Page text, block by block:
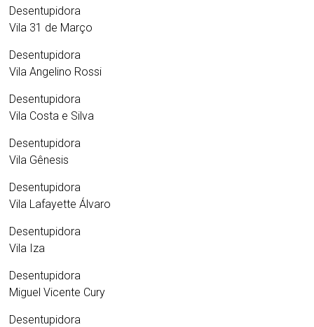
Desentupidora
Vila 31 de Março
Desentupidora
Vila Angelino Rossi
Desentupidora
Vila Costa e Silva
Desentupidora
Vila Gênesis
Desentupidora
Vila Lafayette Álvaro
Desentupidora
Vila Iza
Desentupidora
Miguel Vicente Cury
Desentupidora